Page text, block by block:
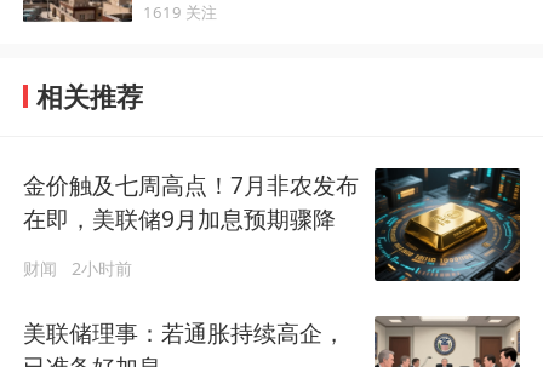
1619 关注
相关推荐
金价触及七周高点！7月非农发布
在即，美联储9月加息预期骤降
财闻 2小时前
美联储理事：若通胀持续高企，